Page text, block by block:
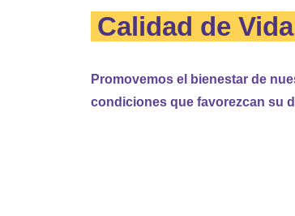
Calidad de Vida
Promovemos el bienestar de
condiciones que favorezcan su